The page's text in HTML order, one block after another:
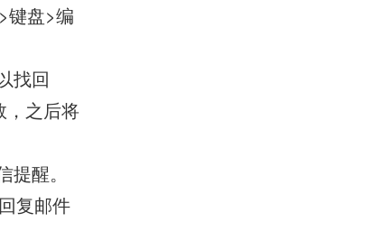
键盘>编
找回
，之后将
醒。
复邮件